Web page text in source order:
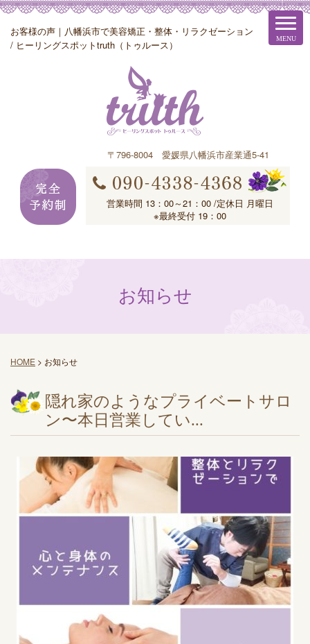
お客様の声｜八幡浜市で美容矯正・整体・リラクゼーション
/ ヒーリングスポットtruth（トゥルース）
〒796-8004 愛媛県八幡浜市産業通5-41
営業時間 13：00～21：00 /定休日 月曜日
※最終受付 19：00
お知らせ
HOME > お知らせ
隠れ家のようなプライベートサロ
ン〜本日営業してい...